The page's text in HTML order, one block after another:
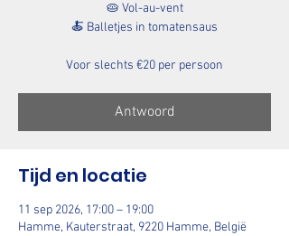
🥧 Vol-au-vent
🍝 Balletjes in tomatensaus
Voor slechts €20 per persoon
Antwoord
Tijd en locatie
11 sep 2026, 17:00 – 19:00
Hamme, Kauterstraat, 9220 Hamme, België